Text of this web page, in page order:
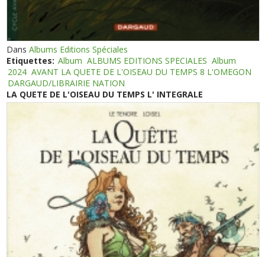
DansAlbums Editions Spéciales
Etiquettes: Album ALBUMS EDITIONS SPECIALES Album
2024 AVANT LA QUETE DE L'OISEAU DU TEMPS 8 L'OMEGON
DARGAUD/LIBRAIRIE NATION
LA QUETE DE L'OISEAU DU TEMPS L' INTEGRALE